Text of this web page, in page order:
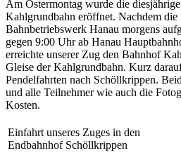
Am Ostermontag wurde die
Kahlgrundbahn eröffnet. Nachdem
Bahnbetriebswerk Hanau morgens
gegen 9:00 Uhr ab Hanau
erreichte unserer Zug den Bahnhof
Gleise der Kahlgrundbahn. Kurz
Pendelfahrten nach Schöllkrippen.
und alle Teilnehmer wie auch die
Kosten.
Einfahrt unseres Zuges in den
Endbahnhof Schöllkrippen